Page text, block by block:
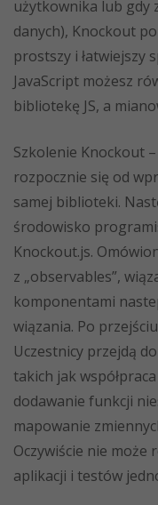
użytkownika lub gdy
danych), Knockout
prostszy i łatwiejszy
JavaScript możesz
bibliotekę JS, a
Szkolenie Knockout
rozpocznie się od
samej biblioteki.
środowisko
Knockout.js.
z „observables”,
komponentami
wiązania. Po
Uczestnicy przejdą
takich jak
dodawanie funkcji
mapowanie
Oczywiście nie
aplikacji i testów